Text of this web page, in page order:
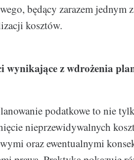
będący zarazem jednym
kosztów.
wynikające z wdrożenia
podatkowe to nie
nieprzewidywalnych
oraz ewentualnymi